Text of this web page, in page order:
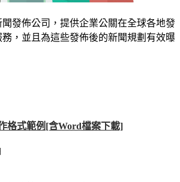
發佈公司，提供企業公關在全球各地發
，並且為這些發佈後的新聞規劃有效曝
格式範例[含Word檔案下載]